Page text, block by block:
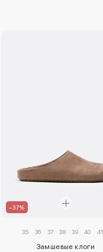
–37%
35 36 37 38 39 40 41
Замшевые клоги